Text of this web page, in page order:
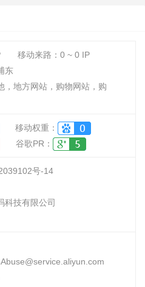
移动来路： 0 ~ 0 IP
东
，地方网站，购物网站，购
移动权重：
谷歌PR：
号-14
科技有限公司